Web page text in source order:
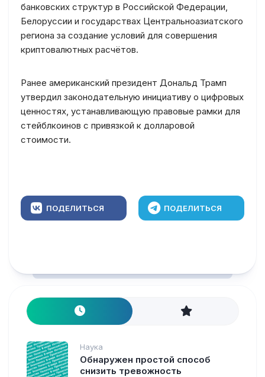
банковских структур в Российской Федерации,
Белоруссии и государствах Центральноазиатского
региона за создание условий для совершения
криптовалютных расчётов.
Ранее американский президент Дональд Трамп
утвердил законодательную инициативу о цифровых
ценностях, устанавливающую правовые рамки для
стейблкоинов с привязкой к долларовой
стоимости.
ПОДЕЛИТЬСЯ ПОДЕЛИТЬСЯ
Наука
Обнаружен простой способ
снизить тревожность